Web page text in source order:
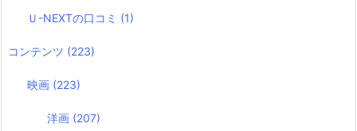
Ｕ-NEXTの口コミ (1)
コンテンツ (223)
映画 (223)
洋画 (207)